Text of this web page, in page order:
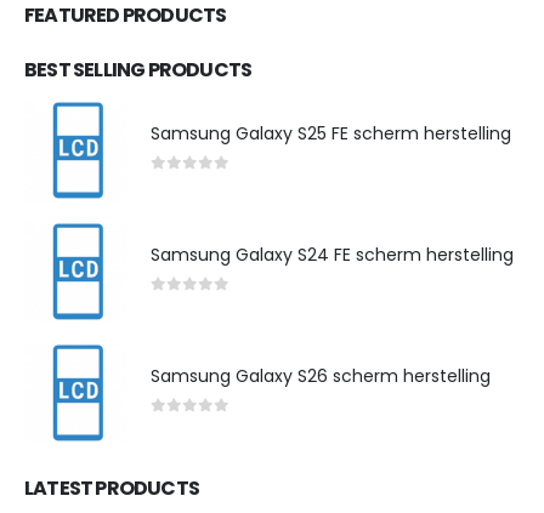
FEATURED PRODUCTS
BEST SELLING PRODUCTS
Samsung Galaxy S25 FE scherm herstelling
Samsung Galaxy S24 FE scherm herstelling
Samsung Galaxy S26 scherm herstelling
LATEST PRODUCTS